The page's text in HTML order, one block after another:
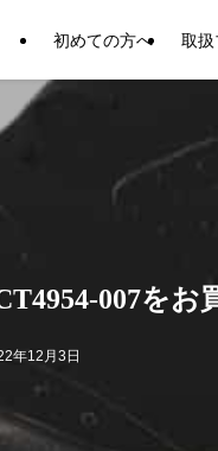
初めての方へ 取扱
007をお
年12月3日